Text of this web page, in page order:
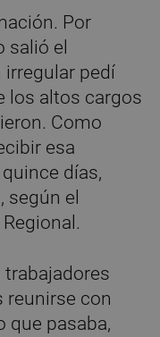
Por
salió el
irregular pedí
los altos cargos
Como
esa
días,
el
trabajadores
reunirse con
que pasaba,